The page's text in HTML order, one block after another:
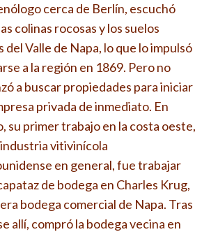
cerca de Berlín, escuchó
colinas rocosas y los suelos
Valle de Napa, lo que lo impulsó
a la región en 1869. Pero no
a buscar propiedades para iniciar
privada de inmediato. En
su primer trabajo en la costa oeste,
industria vitivinícola
en general, fue trabajar
de bodega en Charles Krug,
bodega comercial de Napa. Tras
allí, compró la bodega vecina en